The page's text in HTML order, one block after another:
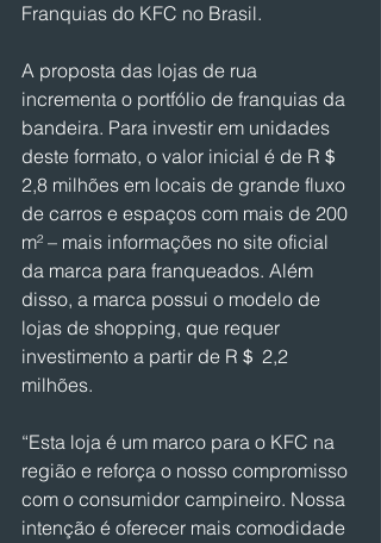
Franquias do KFC no Brasil.
A proposta das lojas de rua
incrementa o portfólio de franquias da
bandeira. Para investir em unidades
deste formato, o valor inicial é de R＄
2,8 milhões em locais de grande fluxo
de carros e espaços com mais de 200
m² – mais informações no site oficial
da marca para franqueados. Além
disso, a marca possui o modelo de
lojas de shopping, que requer
investimento a partir de R＄ 2,2
milhões.
“Esta loja é um marco para o KFC na
região e reforça o nosso compromisso
com o consumidor campineiro. Nossa
intenção é oferecer mais comodidade